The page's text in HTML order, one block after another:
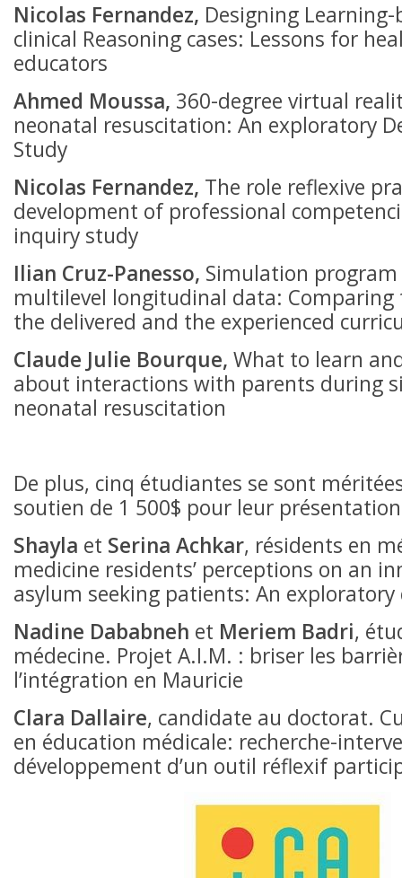
Nicolas Fernandez, Designing Learning-
clinical Reasoning cases: Lessons for
educators
Ahmed Moussa, 360-degree virtual
neonatal resuscitation: An exploratory
Study
Nicolas Fernandez, The role reflexive
development of professional
inquiry study
Ilian Cruz-Panesso, Simulation
multilevel longitudinal data: Comparing
the delivered and the experienced
Claude Julie Bourque, What to learn
about interactions with parents during
neonatal resuscitation
De plus, cinq étudiantes se sont
soutien de 1 500$ pour leur
Shayla et Serina Achkar, résidents en
medicine residents’ perceptions on an
asylum seeking patients: An
Nadine Dababneh et Meriem Badri,
médecine. Projet A.I.M. : briser les
l’intégration en Mauricie
Clara Dallaire, candidate au doctorat.
en éducation médicale: recherche-
développement d’un outil réflexif